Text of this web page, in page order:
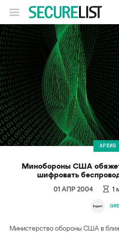
АРХИВ
Минобороны США обяжет
шифровать
01 АПР 2004 1
Министерство обороны США в